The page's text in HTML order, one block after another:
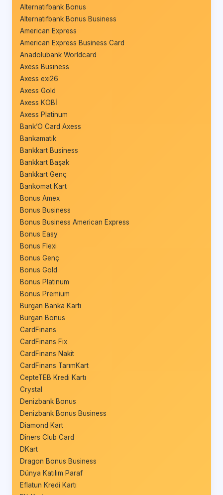
Alternatifbank Bonus
Alternatifbank Bonus Business
American Express
American Express Business Card
Anadolubank Worldcard
Axess Business
Axess exi26
Axess Gold
Axess KOBİ
Axess Platinum
Bank’O Card Axess
Bankamatik
Bankkart Business
Bankkart Başak
Bankkart Genç
Bankomat Kart
Bonus Amex
Bonus Business
Bonus Business American Express
Bonus Easy
Bonus Flexi
Bonus Genç
Bonus Gold
Bonus Platinum
Bonus Premium
Burgan Banka Kartı
Burgan Bonus
CardFinans
CardFinans Fix
CardFinans Nakit
CardFinans TarımKart
CepteTEB Kredi Kartı
Crystal
Denizbank Bonus
Denizbank Bonus Business
Diamond Kart
Diners Club Card
DKart
Dragon Bonus Business
Dünya Katılım Paraf
Eflatun Kredi Kartı